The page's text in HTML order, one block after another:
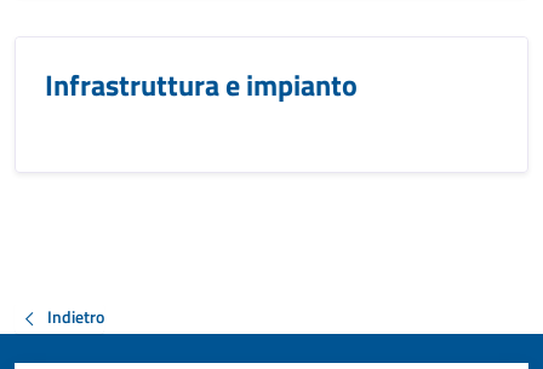
Infrastruttura e impianto
Indietro